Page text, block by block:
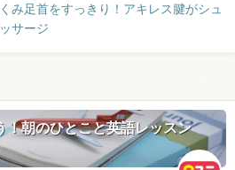
み足首をすっきり！アキレス腱がシュ
サージ
！朝のひとこと英語レッスン